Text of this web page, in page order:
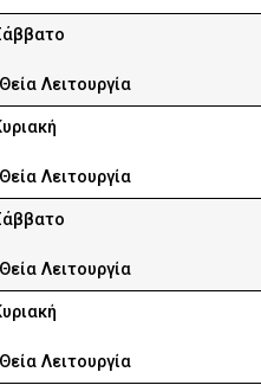
Λειτουργία
Λειτουργία
Λειτουργία
Λειτουργία